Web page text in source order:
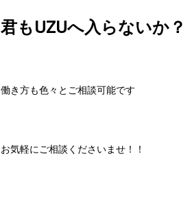
君もUZUへ入らないか
働き方も色々とご相談可能です
お気軽にご相談くださいませ！！